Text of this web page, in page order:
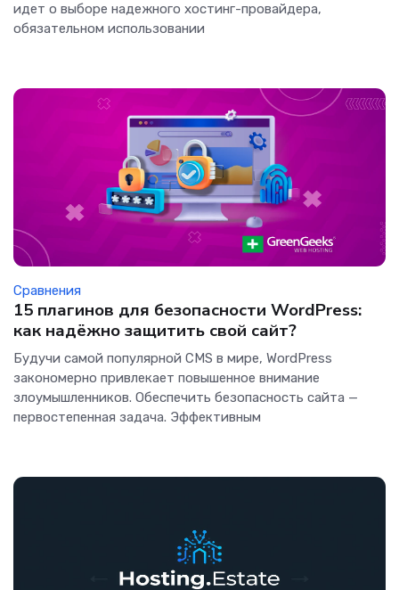
идет о выборе надежного хостинг-провайдера,
обязательном использовании
Сравнения
15 плагинов для безопасности WordPress:
как надёжно защитить свой сайт?
Будучи самой популярной CMS в мире, WordPress
закономерно привлекает повышенное внимание
злоумышленников. Обеспечить безопасность сайта —
первостепенная задача. Эффективным